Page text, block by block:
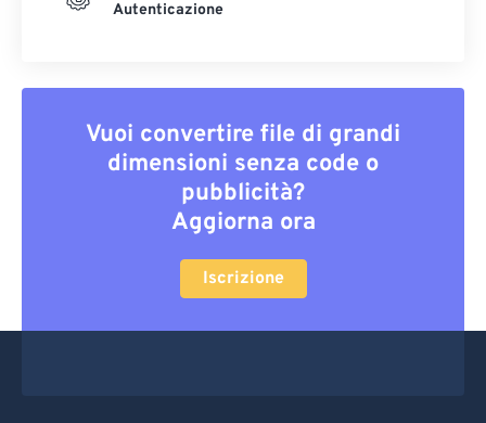
Autenticazione
Vuoi convertire file di grandi
dimensioni senza code o
pubblicità?
Aggiorna ora
Iscrizione